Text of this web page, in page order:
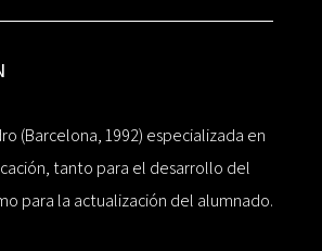
(Barcelona, 1992) especializada en
tanto para el desarrollo del
para la actualización del alumnado.